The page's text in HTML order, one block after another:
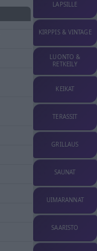
LAPSILLE
KIRPPIS & VINTAGE
LUONTO &
RETKEILY
KEIKAT
TERASSIT
GRILLAUS
SAUNAT
UIMARANNAT
SAARISTO